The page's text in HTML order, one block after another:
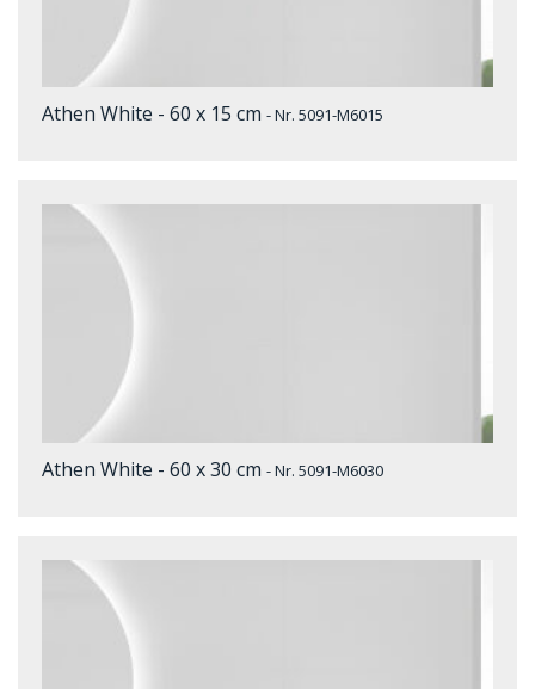
Athen White - 60 x 15 cm - Nr. 5091-M6015
Athen White - 60 x 30 cm - Nr. 5091-M6030